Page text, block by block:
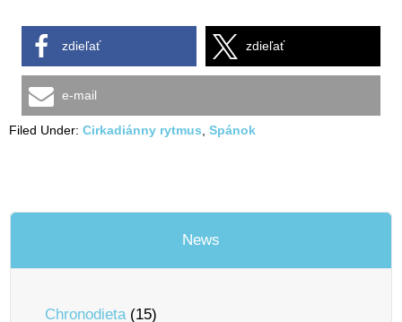
zdieľať zdieľať
e-mail
Filed Under: Cirkadiánny rytmus Spánok
News
Chronodieta(15)